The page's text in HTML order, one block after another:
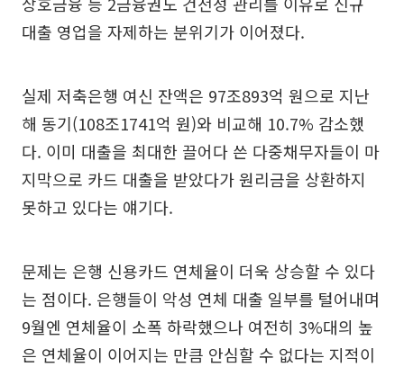
대출 영업을 자제하는 분위기가 이어졌다.
실제 저축은행 여신 잔액은 97조893억 원으로 지난
해 동기(108조1741억 원)와 비교해 10.7% 감소했
다. 이미 대출을 최대한 끌어다 쓴 다중채무자들이 마
지막으로 카드 대출을 받았다가 원리금을 상환하지
못하고 있다는 얘기다.
문제는 은행 신용카드 연체율이 더욱 상승할 수 있다
는 점이다. 은행들이 악성 연체 대출 일부를 털어내며
9월엔 연체율이 소폭 하락했으나 여전히 3%대의 높
은 연체율이 이어지는 만큼 안심할 수 없다는 지적이